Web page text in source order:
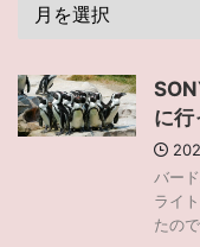
に行
バー
ライ
たの